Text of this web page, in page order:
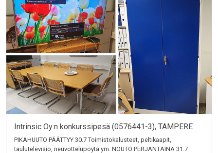
Intrinsic Oy:n konkurssipesä (0576441-3), TAMPERE
PIKAHUUTO PÄÄTTYY 30.7 Toimistokalusteet, peltikaapit,
taulutelevisio, neuvottelupöytä ym. NOUTO PERJANTAINA 31.7